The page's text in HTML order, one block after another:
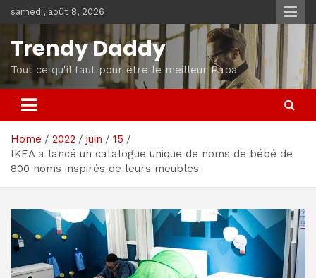
to
content
samedi, août 8, 2026
Trendy Daddy
Tout ce qu'il faut pour être le meilleur Papa
Home 2022 juin
15
IKEA a lancé un catalogue unique de noms de bébé de
800 noms inspirés de leurs meubles